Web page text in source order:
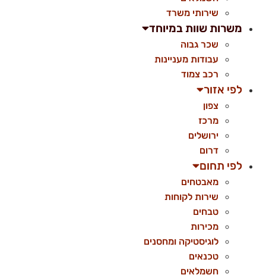
שירותי משרד
משרות שוות במיוחד
שכר גבוה
עבודות מעניינות
רכב צמוד
לפי אזור
צפון
מרכז
ירושלים
דרום
לפי תחום
מאבטחים
שירות לקוחות
טבחים
מכירות
לוגיסטיקה ומחסנים
טכנאים
חשמלאים